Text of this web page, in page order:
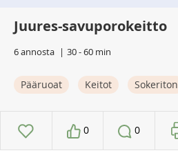
Juures-savuporokeitto
6 annosta 30 - 60 min
Pääruoat Keitot Sokeriton
0 0